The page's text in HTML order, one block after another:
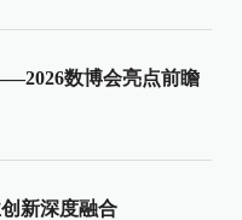
数博会亮点前瞻
新深度融合